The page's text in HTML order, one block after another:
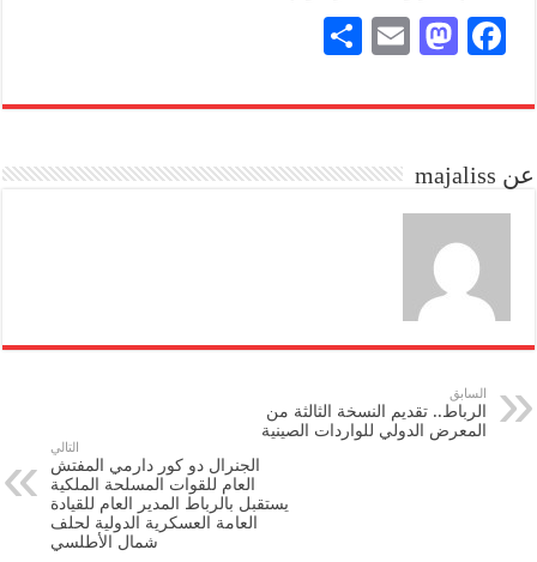
Fa
bo
M
to
n
E
ail
re
عن majaliss
السابق
الرباط.. تقديم النسخة الثالثة من
المعرض الدولي للواردات الصينية
التالي
الجنرال دو كور دارمي المفتش
العام للقوات المسلحة الملكية
يستقبل بالرباط المدير العام للقيادة
العامة العسكرية الدولية لحلف
شمال الأطلسي